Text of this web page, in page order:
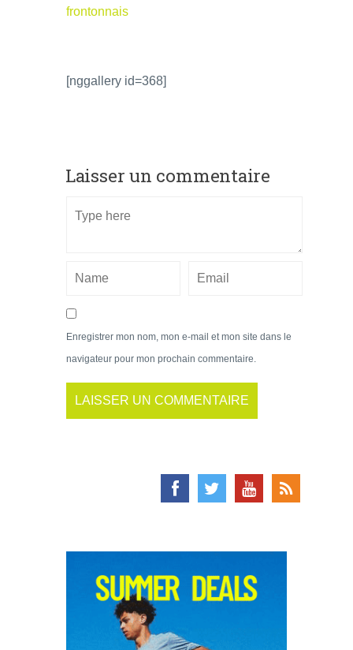
frontonnais
[nggallery id=368]
Laisser un commentaire
Enregistrer mon nom, mon e-mail et mon site dans le
navigateur pour mon prochain commentaire.